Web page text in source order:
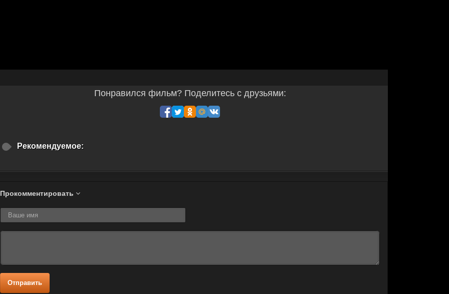
Понравился фильм? Поделитесь с друзьями:
Рекомендуемое:
Прокомментировать
Отправить